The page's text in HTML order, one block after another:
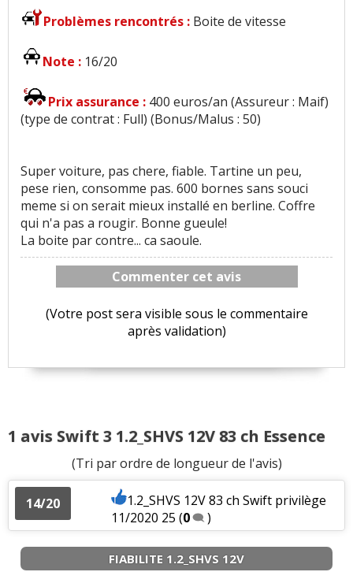
Problèmes rencontrés : Boite de vitesse
Note : 16/20
Prix assurance : 400 euros/an (Assureur : Maif)
(type de contrat : Full) (Bonus/Malus : 50)
Super voiture, pas chere, fiable. Tartine un peu,
pese rien, consomme pas. 600 bornes sans souci
meme si on serait mieux installé en berline. Coffre
qui n'a pas a rougir. Bonne gueule!
La boite par contre... ca saoule.
Commenter cet avis
(Votre post sera visible sous le commentaire
après validation)
1 avis Swift 3 1.2_SHVS 12V 83 ch Essence
(Tri par ordre de longueur de l'avis)
14/20
1.2_SHVS 12V 83 ch Swift privilège
11/2020 25 (0 )
FIABILITE 1.2_SHVS 12V